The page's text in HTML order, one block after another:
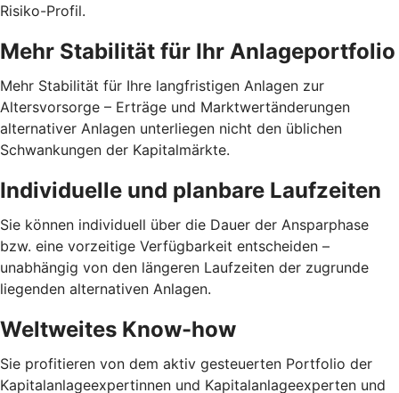
Risiko-Profil.
Mehr Stabilität für Ihr Anlage­portfolio
Mehr Stabilität für Ihre langfristigen Anlagen zur
Altersvorsorge – Erträge und Marktwertänderungen
alternativer Anlagen unterliegen nicht den üblichen
Schwankungen der Kapitalmärkte.
Individuelle und planbare Laufzeiten
Sie können individuell über die Dauer der Ansparphase
bzw. eine vorzeitige Verfügbarkeit entscheiden –
unabhängig von den längeren Laufzeiten der zugrunde
liegenden alternativen Anlagen.
Weltweites Know-how
Sie profitieren von dem aktiv gesteuerten Portfolio der
Kapitalanlageexpertinnen und Kapitalanlageexperten und